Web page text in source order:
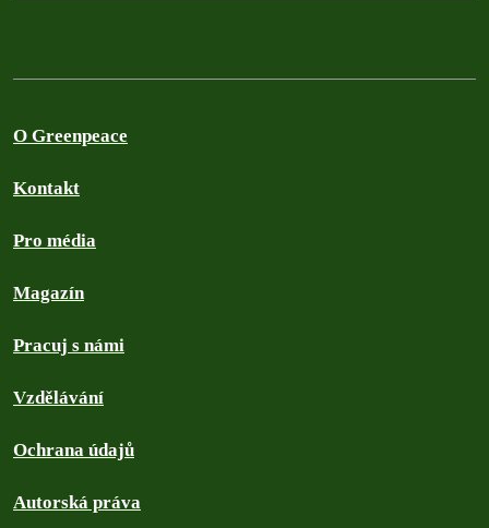
O Greenpeace
Kontakt
Pro média
Magazín
Pracuj s námi
Vzdělávání
Ochrana údajů
Autorská práva